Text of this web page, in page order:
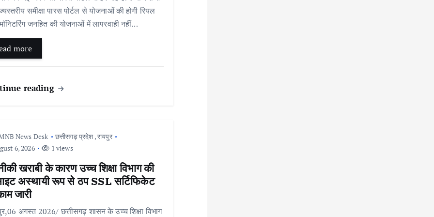
समीक्षा पारस पोर्टल से योजनाओं की होगी रियल
जनहित की योजनाओं में लापरवाही नहीं…
more
reading
News Desk छत्तीसगढ़ प्रदेश ,रायपुर
6, 2026
1 views
खराबी के कारण उच्च शिक्षा विभाग की
अस्थायी रूप से ठप SSL सर्टिफिकेट
जारी
अगस्त 2026/ छत्तीसगढ़ शासन के उच्च शिक्षा विभाग